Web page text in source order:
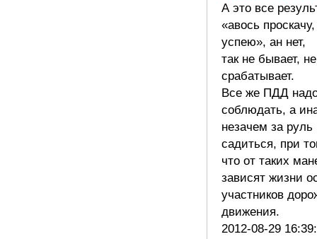
А это все
«авось
успею», ан нет,
так не бывает,
срабатывает.
Все же ПДД
соблюдать, а
незачем за руль
садиться, при
что от таких
зависят жизни
участников
движения.
2012-08-29